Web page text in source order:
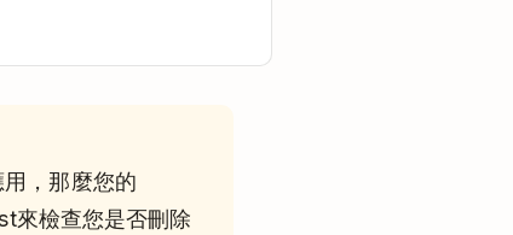
，那麼您的
來檢查您是否刪除